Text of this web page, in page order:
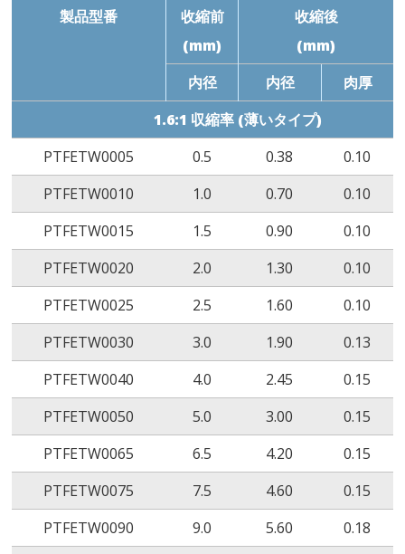
製品型番
收縮前
(mm)
收縮後
(mm)
内径
内径
肉厚
1.6:1 収縮率 (薄いタイプ)
PTFETW0005
0.5 0.38
0.10
PTFETW0010
1.0 0.70
0.10
PTFETW0015
1.5 0.90
0.10
PTFETW0020
2.0 1.30
0.10
PTFETW0025
2.5 1.60
0.10
PTFETW0030
3.0 1.90
0.13
PTFETW0040
4.0 2.45
0.15
PTFETW0050
5.0 3.00
0.15
PTFETW0065
6.5 4.20
0.15
PTFETW0075
7.5 4.60
0.15
PTFETW0090
9.0 5.60
0.18